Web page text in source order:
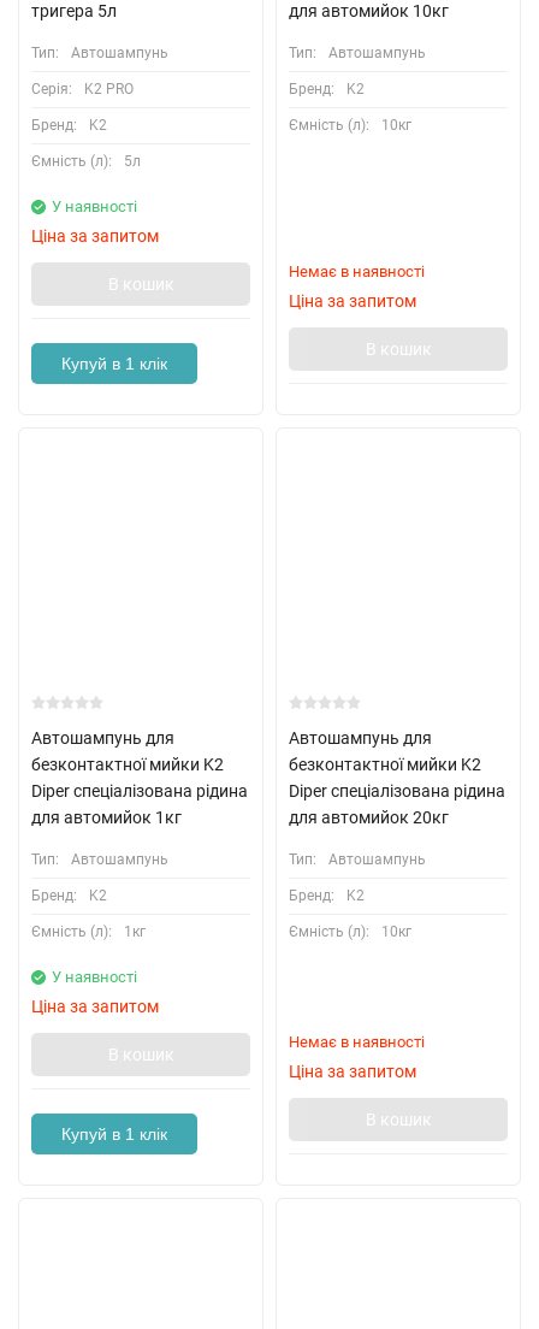
тригера 5л
Тип: Автошампунь
Серія: K2 PRO
Бренд: K2
Ємність (л): 5л
У наявності
Ціна за запитом
В кошик
Купуй в 1 клік
для автомийок 10кг
Тип: Автошампунь
Бренд: K2
Ємність (л): 10кг
Немає в наявності
Ціна за запитом
В кошик
Автошампунь для
безконтактної мийки K2
Diper спеціалізована рідина
для автомийок 1кг
Тип: Автошампунь
Бренд: K2
Ємність (л): 1кг
У наявності
Ціна за запитом
В кошик
Купуй в 1 клік
Автошампунь для
безконтактної мийки K2
Diper спеціалізована рідина
для автомийок 20кг
Тип: Автошампунь
Бренд: K2
Ємність (л): 10кг
Немає в наявності
Ціна за запитом
В кошик